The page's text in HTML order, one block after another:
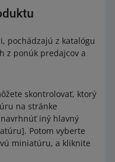
pochádzajú z katalógu
z ponúk predajcov a
skontrolovať, ktorý
na stránke
iný hlavný
Potom vyberte
miniatúru, a kliknite